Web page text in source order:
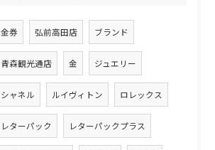
金券 弘前高田店 ブランド
青森観光通店 金 ジュエリー
シャネル ルイヴィトン ロレックス
レターパック レターパックプラス